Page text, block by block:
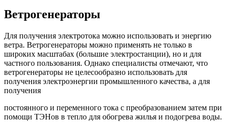
Ветрогенераторы
Для получения электротока можно использовать и энергию
ветра. Ветрогенераторы можно применять не только в
широких масштабах (большие электростанции), но и для
частного пользования. Однако специалисты отмечают, что
ветрогенераторы не целесообразно использовать для
получения электроэнергии промышленного качества, а для
получения
постоянного и переменного тока с преобразованием затем при
помощи ТЭНов в тепло для обогрева жилья и подогрева воды.